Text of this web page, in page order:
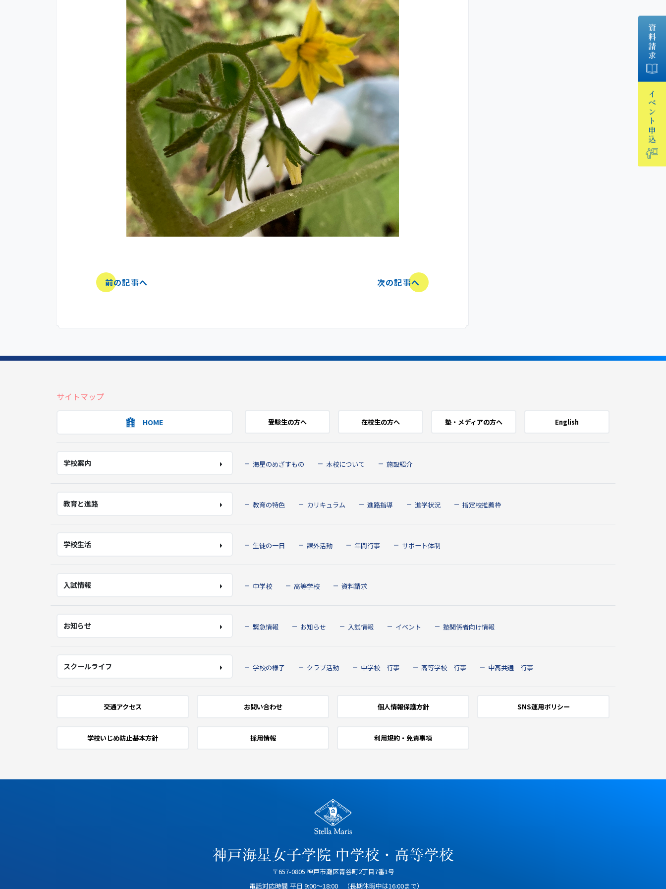
資料請求
イベント
申込
前の記事へ 次の記事へ
サイトマップ
HOME 受験生の方へ 在校生の方へ 塾・メディアの方へ English
学校案内 海星のめざすもの 本校について 施設紹介
教育と進路 教育の特色 カリキュラム 進路指導 進学状況 指定校推薦枠
学校生活 生徒の一日 課外活動 年間行事 サポート体制
入試情報 中学校 高等学校 資料請求
お知らせ 緊急情報 お知らせ 入試情報 イベント 塾関係者向け情報
スクールライフ 学校の様子 クラブ活動 中学校 行事 高等学校 行事 中高共通 行事
交通アクセス お問い合わせ 個人情報保護方針 SNS運用ポリシー
学校いじめ防止基本方針 採用情報 利用規約・免責事項
〒657-0805 神戸市灘区青谷町2丁目7番1号
電話対応時間 平日 9:00～18:00 （長期休暇中は16:00まで）